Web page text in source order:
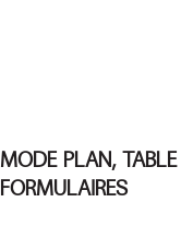
MODE PLAN,
FORMULAIRES